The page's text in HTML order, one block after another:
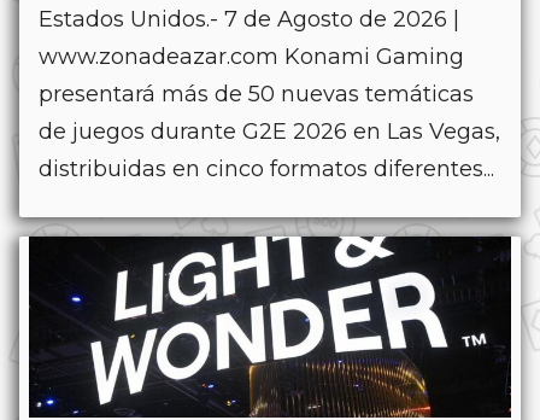
Estados Unidos.- 7 de Agosto de 2026 |
www.zonadeazar.com Konami Gaming
presentará más de 50 nuevas temáticas
de juegos durante G2E 2026 en Las Vegas,
distribuidas en cinco formatos diferentes...